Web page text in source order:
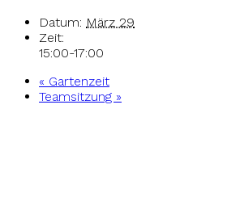
Datum: März 29
Zeit:
15:00-17:00
« Gartenzeit
Teamsitzung »